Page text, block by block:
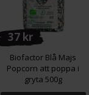
37 kr
Biofactor Blå Majs
Popcorn att poppa i
gryta 500g